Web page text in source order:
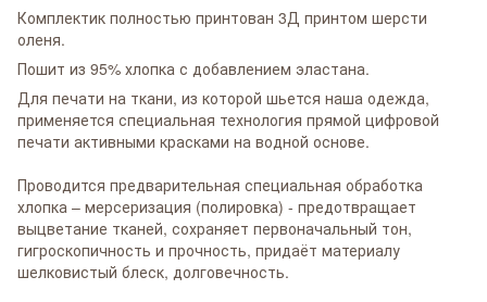
Комплектик полностью принтован 3Д принтом шерсти
оленя.
Пошит из 95% хлопка с добавлением эластана.
Для печати на ткани, из которой шьется наша одежда,
применяется специальная технология прямой цифровой
печати активными красками на водной основе.
Проводится предварительная специальная обработка
хлопка – мерсеризация (полировка) - предотвращает
выцветание тканей, сохраняет первоначальный тон,
гигроскопичность и прочность, придаёт материалу
шелковистый блеск, долговечность.